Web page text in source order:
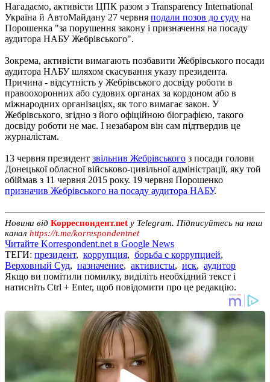
Нагадаємо, активісти ЦПК разом з Transparency International
Україна й АвтоМайдану 27 червня подали позов до суду на
Порошенка "за порушення закону і призначення на посаду
аудитора НАБУ Жебрівського".
Зокрема, активісти вимагають позбавити Жебрівського посади
аудитора НАБУ шляхом скасування указу президента.
Причина - відсутність у Жебрівського досвіду роботи в
правоохоронних або судових органах за кордоном або в
міжнародних організаціях, як того вимагає закон. У
Жебрівського, згідно з його офіційною біографією, такого
досвіду роботи не має. І незабаром він сам підтвердив це
журналістам.
13 червня президент звільнив Жебрівського з посади голови
Донецької обласної військово-цивільної адміністрації, яку той
обіймав з 11 червня 2015 року. 19 червня Порошенко
призначив Жебрівського на посаду аудитора НАБУ.
Новини від Корреспондент.net у Telegram. Підписуйтесь на наш
канал https://t.me/korrespondentnet
Читайте Korrespondent.net в Google News
ТЕГИ: президент, коррупция, борьба с коррупцией,
Верховный Суд, назначение, активисты, иск, аудитор
Якщо ви помітили помилку, виділіть необхідний текст і
натисніть Ctrl + Enter, щоб повідомити про це редакцію.